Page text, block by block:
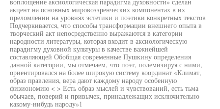
акцент на основных мировоззренческих компонентах в их
преломлении на уровнях эстетики и поэтики конкретных текстов
Подчеркивается, что способы трансформации внешнего опыта в
творческий акт непосредственно выражаются в категории
народности литературы, которая входит в аксиологическую
парадигму духовной культуры в качестве важнейшей
составляющей Обобщая современные Пушкину определения
данной категории, мы отмечаем, что поэт, полемизируя с ними,
ориентировался на более широкую систему координат «Климат,
образ правления, вера дают каждому народу особенную
физиономию < > Есть образ мыслей и чувствований, есть тьма
обычаев, поверий и привычек, принадлежащих исключительно
какому-нибудь народу»1